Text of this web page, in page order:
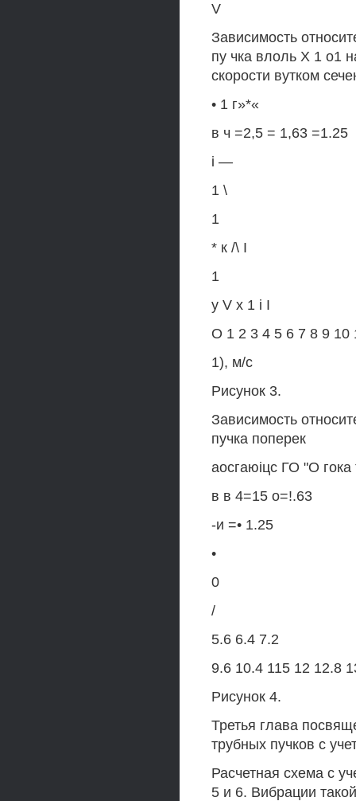
V
Зависимость
пу чка влоль X 1 о1
скорости вутком
• 1 г»*«
в ч =2,5 = 1,63 =1.25
і —
1 \
1
* к /\ І
1
у V х 1 і I
О 1 2 3 4 5 6 7 8 9 10
1), м/с
Рисунок 3.
Зависимость
пучка поперек
аосгаюіцс ГО "О
в в 4=15 о=!.63
-и =• 1.25
•
0
/
5.6 6.4 7.2
9.6 10.4 115 12 12.8
Рисунок 4.
Третья глава
трубных пучков с
Расчетная схема с
5 и 6. Вибрации